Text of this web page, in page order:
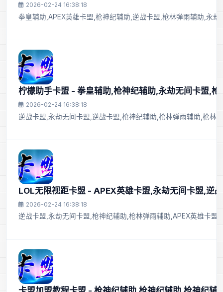
2026-02-24 16:38:18
拳皇辅助,APEX英雄卡盟,枪神纪辅助,逆战卡盟,枪林弹雨辅助,永
柠檬助手卡盟 - 拳皇辅助,枪神纪辅助,永劫无间卡盟,枪
2026-02-24 16:38:18
逆战卡盟,永劫无间卡盟,逆战卡盟,枪神纪辅助,枪林弹雨辅助,枪林
LOL无限视距卡盟 - APEX英雄卡盟,永劫无间卡盟,逆
2026-02-24 16:38:18
逆战卡盟,永劫无间卡盟,枪神纪辅助,枪林弹雨辅助,APEX英雄卡盟